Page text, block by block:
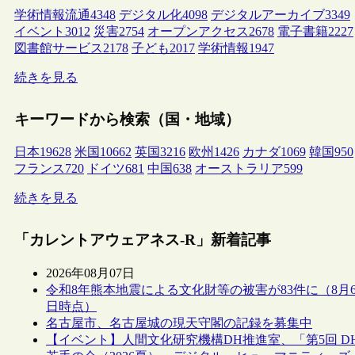
学術情報流通4348 デジタル化4098 デジタルアーカイブ3349
イベント 3012 災害2754 オープンアクセス2678 電子書籍2227
図書館サービス2178 子ども2017 学術情報1947
続きを見る
キーワードから検索（国・地域）
日本19628 米国 10662 英国3216 欧州 1426 カナダ1069 韓国950
フランス720 ドイツ681 中国638 オーストラリア599
続きを見る
「カレントアウェアネス-R」新着記事
2026年08月07日
令和8年熊本地震による文化財等の被害が83件に（8月
日時点）
名古屋市、名古屋城の現天守閣の記録を募集中
【イベント】人間文化研究機構DH推進室、「第5回